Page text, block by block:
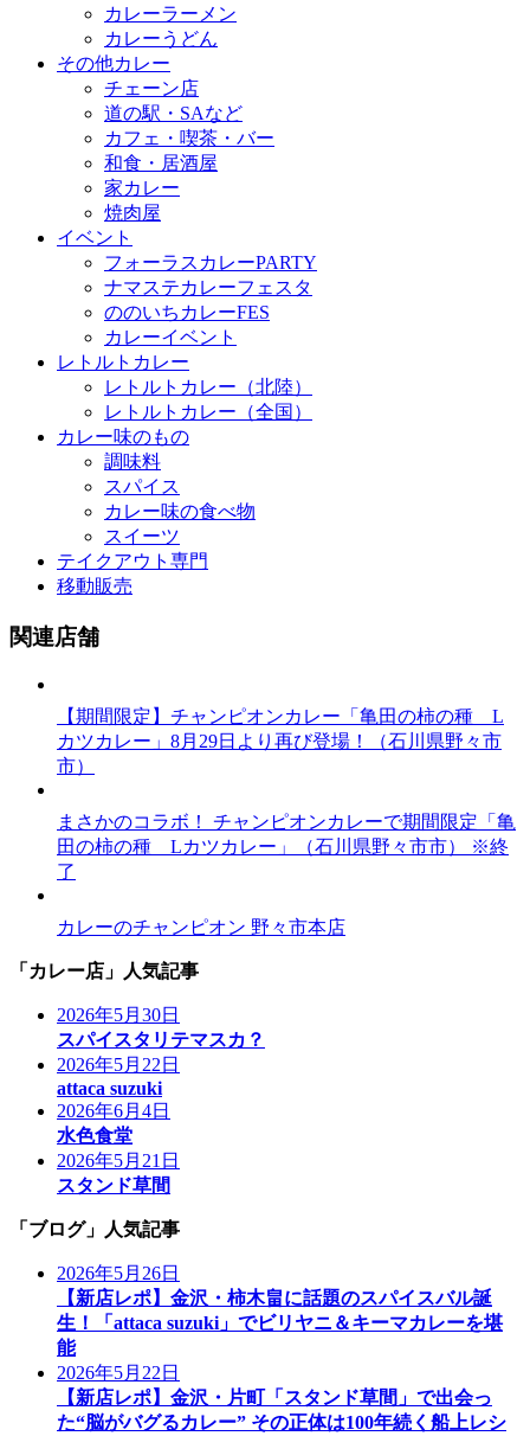
カレーラーメン
カレーうどん
その他カレー
チェーン店
道の駅・SAなど
カフェ・喫茶・バー
和食・居酒屋
家カレー
焼肉屋
イベント
フォーラスカレーPARTY
ナマステカレーフェスタ
ののいちカレーFES
カレーイベント
レトルトカレー
レトルトカレー（北陸）
レトルトカレー（全国）
カレー味のもの
調味料
スパイス
カレー味の食べ物
スイーツ
テイクアウト専門
移動販売
関連店舗
【期間限定】チャンピオンカレー「亀田の柿の種 L
カツカレー」8月29日より再び登場！（石川県野々市
市）
まさかのコラボ！ チャンピオンカレーで期間限定「亀
田の柿の種 Lカツカレー」（石川県野々市市） ※終
了
カレーのチャンピオン 野々市本店
「カレー店」人気記事
2026年5月30日
スパイスタリテマスカ？
2026年5月22日
attaca suzuki
2026年6月4日
水色食堂
2026年5月21日
スタンド草間
「ブログ」人気記事
2026年5月26日
【新店レポ】金沢・柿木畠に話題のスパイスバル誕
生！「attaca suzuki」でビリヤニ＆キーマカレーを堪
能
2026年5月22日
【新店レポ】金沢・片町「スタンド草間」で出会っ
た“脳がバグるカレー” その正体は100年続く船上レシ